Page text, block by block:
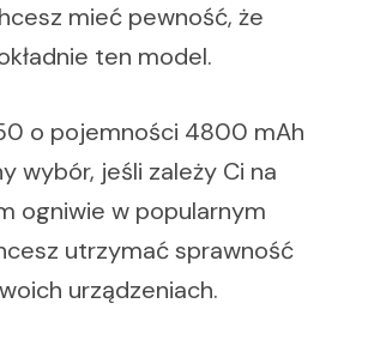
mieć pewność, że
ten model.
o pojemności 4800 mAh
wybór, jeśli zależy Ci na
ogniwie w popularnym
utrzymać sprawność
urządzeniach.